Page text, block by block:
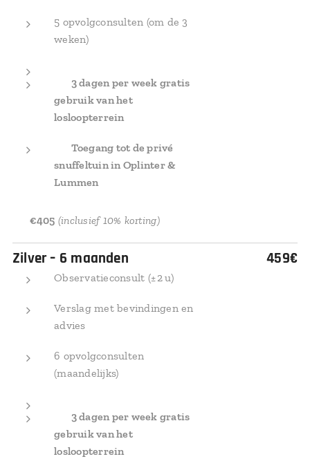
5 opvolgconsulten (om de 3
weken)
3 dagen per week gratis
gebruik van het
losloopterrein
Toegang tot de privé
snuffeltuin in Oplinter &
Lummen
€405 (inclusief 10% korting)
Zilver – 6 maanden
Observatieconsult (± 2 u)
Verslag met bevindingen en
advies
6 opvolgconsulten
(maandelijks)
3 dagen per week gratis
gebruik van het
losloopterrein
459€